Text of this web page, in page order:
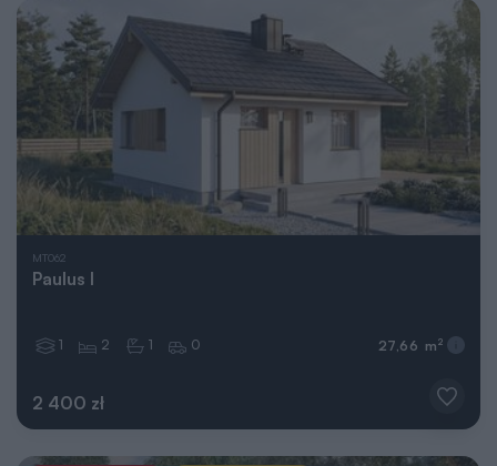
MT062
Paulus I
2 400 zł
1 2 1 0 27,66 m 2